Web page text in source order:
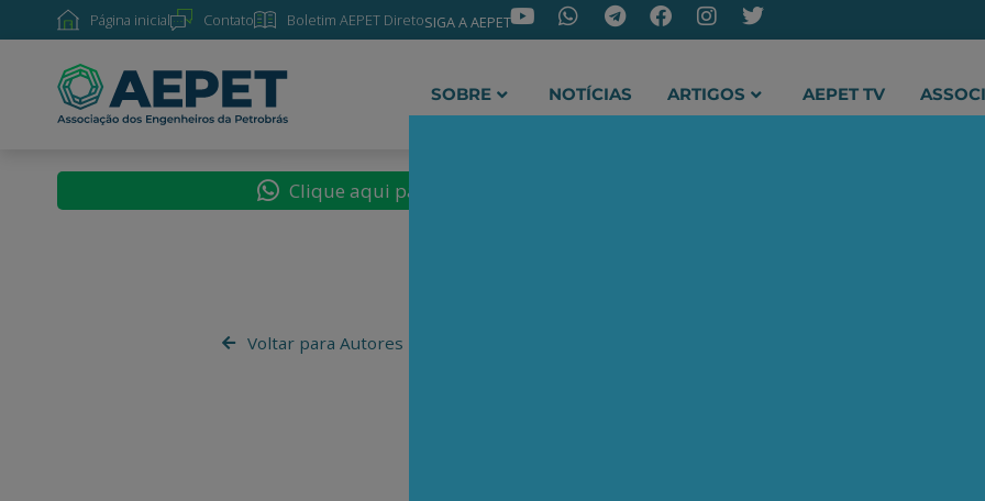
Página inicial Contato Boletim AEPET DiretoSIGA A AEPET
SOBRE NOTÍCIAS ARTIGOS AEPET TV
Clique aqui para seguir o novo canal da AEPET no WhatsApp e receber nossos
Voltar para Autores